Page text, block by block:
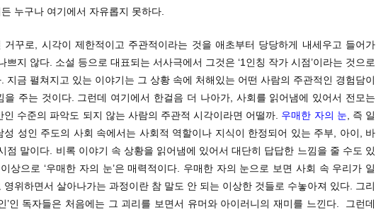
누구나 여기에서 자유롭지 못하다.
거꾸로, 시각이 제한적이고 주관적이라는 것을 애초부터 당당하게 내세우고 들어가
쁘지 않다. 소설 등으로 대표되는 서사극에서 그것은 ‘1인칭 작가 시점’이라는 것으로
지금 펼쳐지고 있는 이야기는 그 상황 속에 처해있는 어떤 사람의 주관적인 경험담이
을 주는 것이다. 그런데 여기에서 한걸음 더 나아가, 사회를 읽어냄에 있어서 전모는
인 수준의 파악도 되지 않는 사람의 주관적 시각이라면 어떨까. 우매한 자의 눈, 즉 일
성 성인 주도의 사회 속에서는 사회적 역할이나 지식이 한정되어 있는 주부, 아이, 바
점 말이다. 비록 이야기 속 상황을 읽어냄에 있어서 대단히 답답한 느낌을 줄 수도 있
상으로 ‘우매한 자의 눈’은 매력적이다. 우매한 자의 눈으로 보면 사회 속 우리가 일
영위하면서 살아나가는 과정이란 참 말도 안 되는 이상한 것들로 수놓아져 있다. 그리
’인 독자들은 처음에는 그 괴리를 보면서 유머와 아이러니의 재미를 느낀다. 그런데